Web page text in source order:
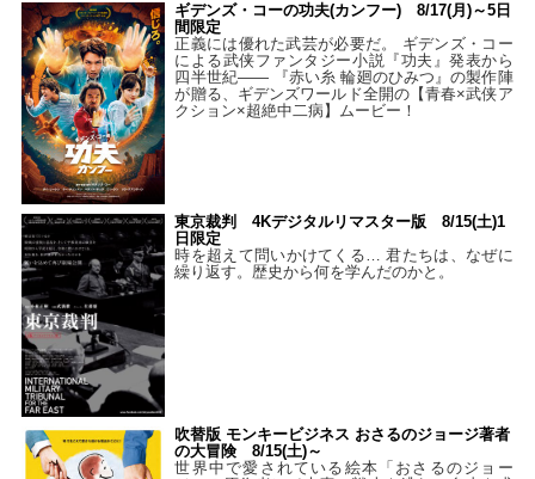
ギデンズ・コーの功夫(カンフー) 8/17(月)～5日
間限定
正義には優れた武芸が必要だ。 ギデンズ・コー
による武侠ファンタジー小説『功夫』発表から
四半世紀―― 『赤い糸 輪廻のひみつ』の製作陣
が贈る、ギデンズワールド全開の【青春×武侠ア
クション×超絶中二病】ムービー！
東京裁判 4Kデジタルリマスター版 8/15(土)1
日限定
時を超えて問いかけてくる… 君たちは、なぜに
繰り返す。歴史から何を学んだのかと。
吹替版 モンキービジネス おさるのジョージ著者
の大冒険 8/15(土)～
世界中で愛されている絵本「おさるのジョー